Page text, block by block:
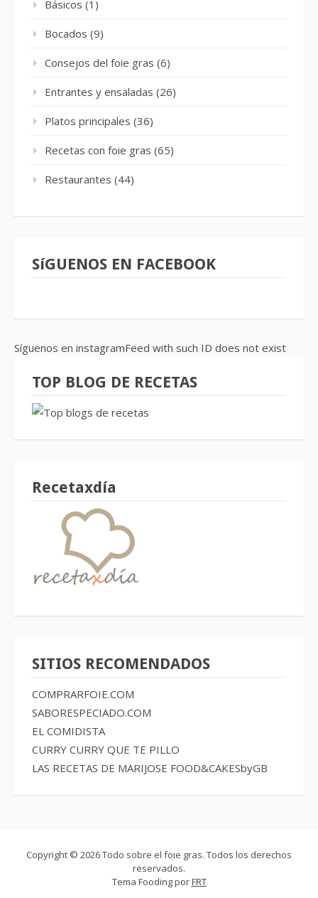
Básicos (1)
Bocados (9)
Consejos del foie gras (6)
Entrantes y ensaladas (26)
Platos principales (36)
Recetas con foie gras (65)
Restaurantes (44)
SíGUENOS EN FACEBOOK
Síguenos en instagramFeed with such ID does not exist
TOP BLOG DE RECETAS
Recetaxdía
SITIOS RECOMENDADOS
COMPRARFOIE.COM
SABORESPECIADO.COM
EL COMIDISTA
CURRY CURRY QUE TE PILLO
LAS RECETAS DE MARIJOSE FOOD&CAKESbyGB
Copyright © 2026 Todo sobre el foie gras. Todos los derechos
reservados.
Tema Fooding porFRT